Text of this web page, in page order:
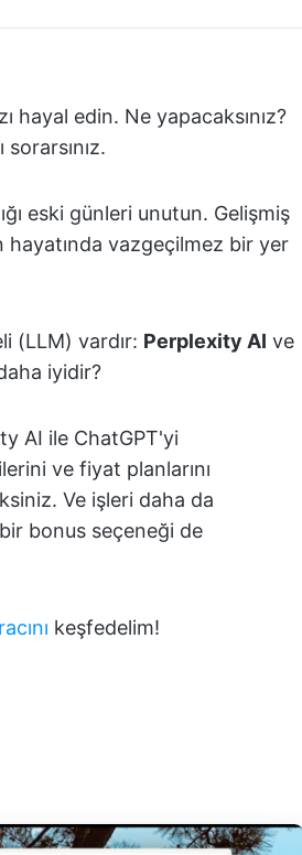
hayal edin. Ne yapacaksınız?
eski günleri unutun. Gelişmiş
hayatında vazgeçilmez bir yer
(LLM) vardır: Perplexity AI ve
iyidir?
AI ile ChatGPT'yi
ve fiyat planlarını
Ve işleri daha da
bonus seçeneği de
keşfedelim!